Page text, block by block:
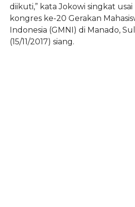
diikuti,” kata Jokowi singkat
kongres ke-20 Gerakan
Indonesia (GMNI) di Manado,
(15/11/2017) siang.